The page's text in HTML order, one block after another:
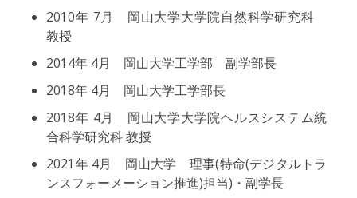
2010年 7月 岡山大学大学院自然科学研究科
教授
2014年 4月 岡山大学工学部 副学部長
2018年 4月 岡山大学工学部長
2018年 4月 岡山大学大学院ヘルスシステム統
合科学研究科 教授
2021年 4月 岡山大学 理事(特命(デジタルトラ
ンスフォーメーション推進)担当)・副学長